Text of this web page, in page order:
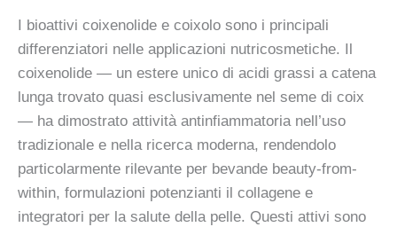
I bioattivi coixenolide e coixolo sono i principali
differenziatori nelle applicazioni nutricosmetiche. Il
coixenolide — un estere unico di acidi grassi a catena
lunga trovato quasi esclusivamente nel seme di coix
— ha dimostrato attività antinfiammatoria nell’uso
tradizionale e nella ricerca moderna, rendendolo
particolarmente rilevante per bevande beauty-from-
within, formulazioni potenzianti il collagene e
integratori per la salute della pelle. Questi attivi sono